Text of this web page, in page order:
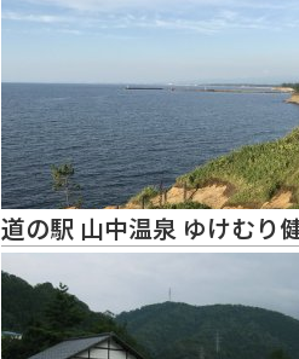
道の駅 山中温泉 ゆけむり